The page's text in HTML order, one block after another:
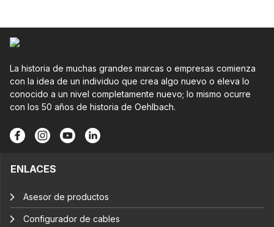
La historia de muchas grandes marcas o empresas comienza
con la idea de un individuo que crea algo nuevo o eleva lo
conocido a un nivel completamente nuevo; lo mismo ocurre
con los 50 años de historia de Oehlbach.
ENLACES
Asesor de productos
Configurador de cables